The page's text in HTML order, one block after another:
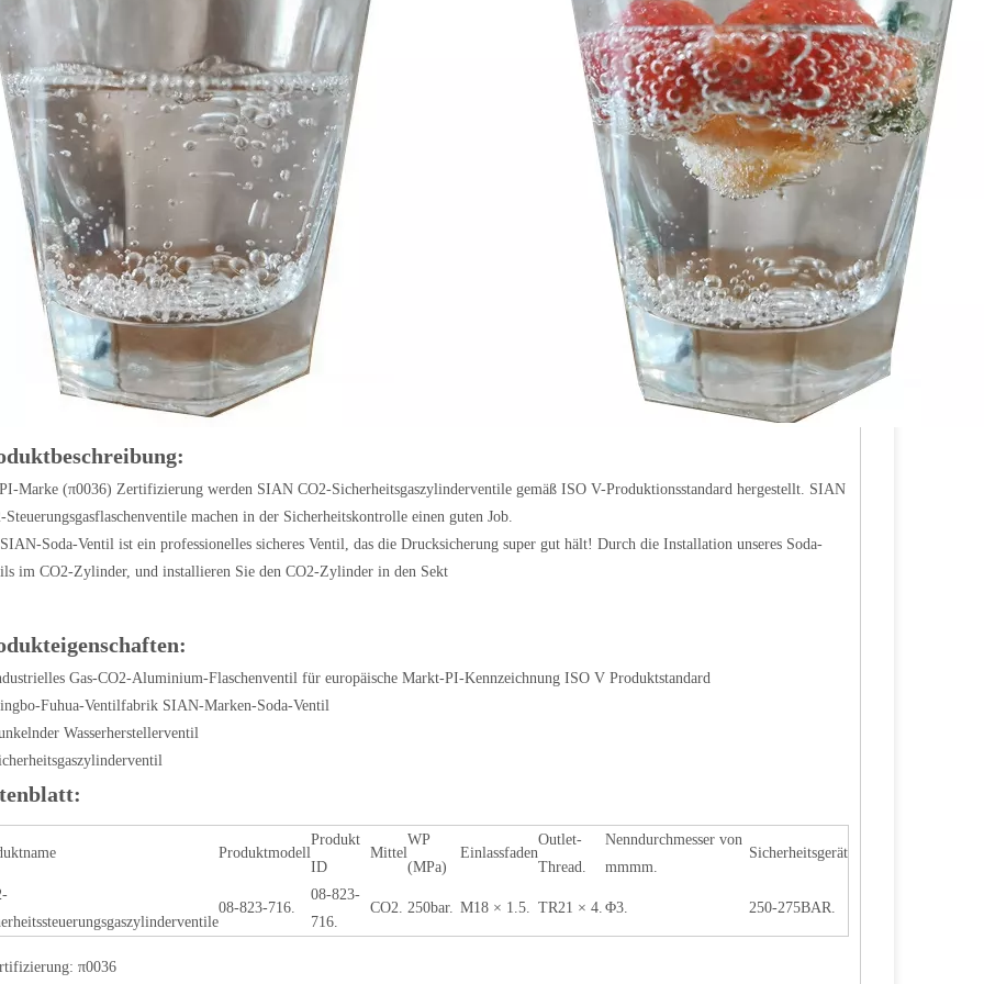
Marke (π0036) Zertifizierung werden SIAN CO2-Sicherheitsgaszylinderventile gemäß ISO V-Produktionsstandard hergestellt. SIAN
Steuerungsgasflaschenventile machen in der Sicherheitskontrolle einen guten Job.
Soda-Ventil ist ein professionelles sicheres Ventil, das die Drucksicherung super gut hält! Durch die Installation unseres Soda-
im CO2-Zylinder, und installieren Sie den CO2-Zylinder in den Sekt
Gas-CO2-Aluminium-Flaschenventil für europäische Markt-PI-Kennzeichnung ISO V Produktstandard
Fuhua-Ventilfabrik SIAN-Marken-Soda-Ventil
Wasserherstellerventil
Produktmodell
Produkt
ID
Mittel
WP
(MPa)
Einlassfaden
Outlet-
Thread.
Nenndurchmesser von
mmmm.
Sicherheitsgerät
08-823-716.
08-823-
716.
CO2. 250bar. M18 × 1.5. TR21 × 4. Φ3. 250-275BAR.
π0036